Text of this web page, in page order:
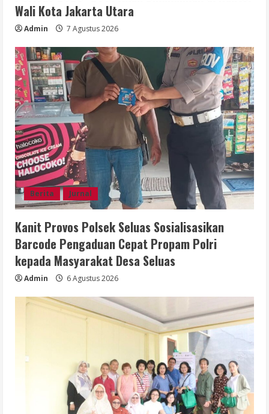
Wali Kota Jakarta Utara
Admin 7 Agustus 2026
Berita Jurnal
Kanit Provos Polsek Seluas Sosialisasikan
Barcode Pengaduan Cepat Propam Polri
kepada Masyarakat Desa Seluas
Admin 6 Agustus 2026